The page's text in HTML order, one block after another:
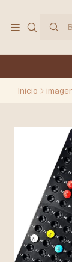
Inicio